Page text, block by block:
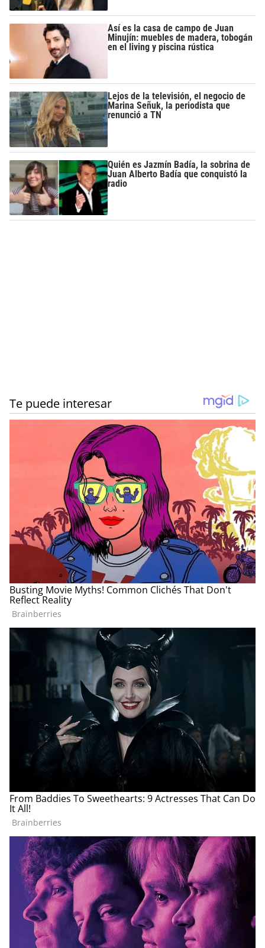
Así es la casa de campo de Juan
Minujín: muebles de madera, tobogán
en el living y piscina rústica
Lejos de la televisión, el negocio de
Marina Señuk, la periodista que
renunció a TN
Quién es Jazmín Badía, la sobrina de
Juan Alberto Badía que conquistó la
radio